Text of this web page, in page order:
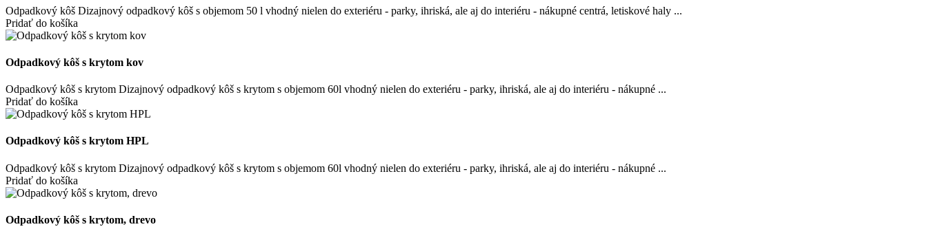
Odpadkový kôš Dizajnový odpadkový kôš s objemom 50 l vhodný nielen do exteriéru - parky, ihriská, ale aj do interiéru - nákupné centrá, letiskové haly ...
Pridať do košíka
Odpadkový kôš s krytom kov
Odpadkový kôš s krytom Dizajnový odpadkový kôš s krytom s objemom 60l vhodný nielen do exteriéru - parky, ihriská, ale aj do interiéru - nákupné ...
Pridať do košíka
Odpadkový kôš s krytom HPL
Odpadkový kôš s krytom Dizajnový odpadkový kôš s krytom s objemom 60l vhodný nielen do exteriéru - parky, ihriská, ale aj do interiéru - nákupné ...
Pridať do košíka
Odpadkový kôš s krytom, drevo